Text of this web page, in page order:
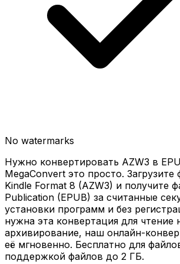
No watermarks
Нужно конвертировать AZW3 в
MegaConvert это просто. Загрузите
Kindle Format 8 (AZW3) и получите
Publication (EPUB) за считанные
установки программ и без
нужна эта конвертация для чтение
архивирование, наш онлайн-
её мгновенно. Бесплатно для
поддержкой файлов до 2 ГБ.